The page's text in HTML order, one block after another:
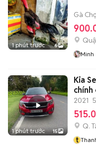
1 phút trước 6
Gà
Minh
1 phút trước 15
Kia
chính
2021
Q.
t